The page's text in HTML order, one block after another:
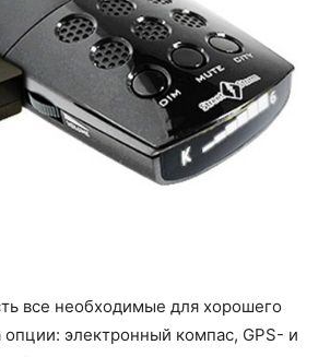
все необходимые для хорошего
опции: электронный компас, GPS- и